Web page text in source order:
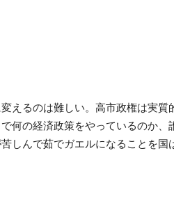
えるのは難しい。高市政権は実質
何の経済政策をやっているのか、
しんで茹でガエルになることを国